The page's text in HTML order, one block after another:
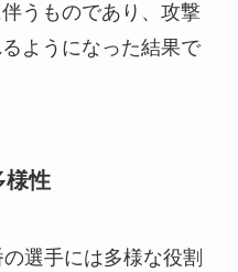
うものであり、攻撃
ようになった結果で
様性
選手には多様な役割